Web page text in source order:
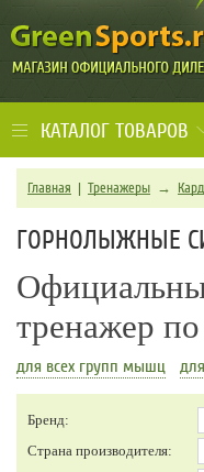
КАТАЛОГ ТОВАРОВ
Главная | Тренажеры →
ГОРНОЛЫЖНЫЕ
тренажер
для всех групп мышц
Бренд:
Страна производителя: